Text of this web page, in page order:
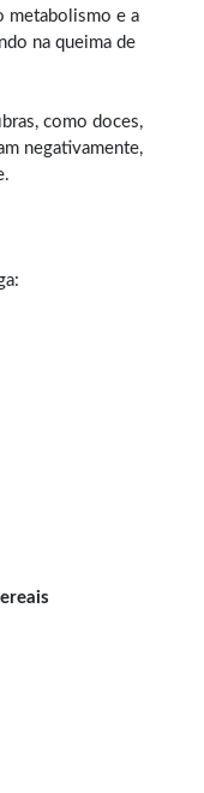
metabolismo e a
na queima de
como doces,
negativamente,